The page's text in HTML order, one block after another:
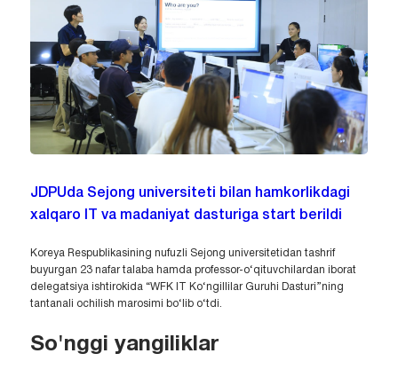
JDPUda Sejong universiteti bilan hamkorlikdagi
xalqaro IT va madaniyat dasturiga start berildi
Koreya Respublikasining nufuzli Sejong universitetidan tashrif
buyurgan 23 nafar talaba hamda professor-o‘qituvchilardan iborat
delegatsiya ishtirokida “WFK IT Ko‘ngillilar Guruhi Dasturi”ning
tantanali ochilish marosimi bo‘lib o‘tdi.
So'nggi yangiliklar